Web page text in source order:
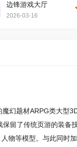
边锋游戏大厅
2026-03-16
幻题材ARPG类大型
留了传统页游的装备
物等模型。与此同时